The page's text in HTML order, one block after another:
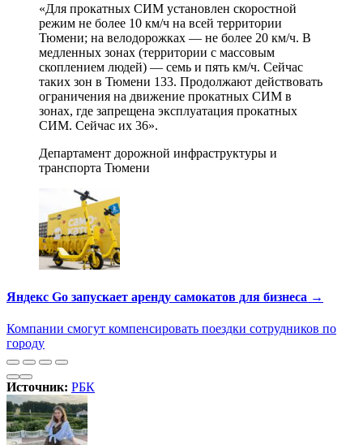
«Для прокатных СИМ установлен скоростной
режим не более 10 км/ч на всей территории
Тюмени; на велодорожках — не более 20 км/ч. В
медленных зонах (территории с массовым
скоплением людей) — семь и пять км/ч. Сейчас
таких зон в Тюмени 133. Продолжают действовать
ограничения на движение прокатных СИМ в
зонах, где запрещена эксплуатация прокатных
СИМ. Сейчас их 36».
Департамент дорожной инфраструктуры и
транспорта Тюмени
Яндекс Go запускает аренду самокатов для бизнеса →
Компании смогут компенсировать поездки сотрудников по
городу
Источник: РБК